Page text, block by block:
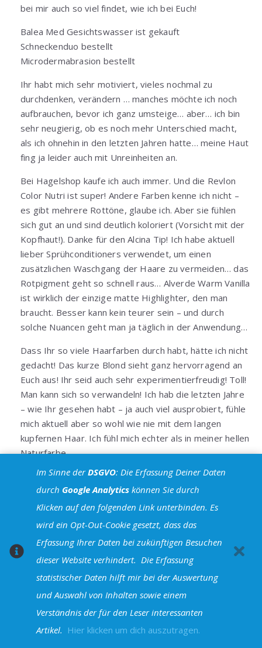
bei mir auch so viel findet, wie ich bei Euch!
Balea Med Gesichtswasser ist gekauft
Schneckenduo bestellt
Microdermabrasion bestellt
Ihr habt mich sehr motiviert, vieles nochmal zu
durchdenken, verändern … manches möchte ich noch
aufbrauchen, bevor ich ganz umsteige… aber… ich bin
sehr neugierig, ob es noch mehr Unterschied macht,
als ich ohnehin in den letzten Jahren hatte… meine Haut
fing ja leider auch mit Unreinheiten an.
Bei Hagelshop kaufe ich auch immer. Und die Revlon
Color Nutri ist super! Andere Farben kenne ich nicht –
es gibt mehrere Rottöne, glaube ich. Aber sie fühlen
sich gut an und sind deutlich koloriert (Vorsicht mit der
Kopfhaut!). Danke für den Alcina Tip! Ich habe aktuell
lieber Sprühconditioners verwendet, um einen
zusätzlichen Waschgang der Haare zu vermeiden… das
Rotpigment geht so schnell raus… Alverde Warm Vanilla
ist wirklich der einzige matte Highlighter, den man
braucht. Besser kann kein teurer sein – und durch
solche Nuancen geht man ja täglich in der Anwendung…
Dass Ihr so viele Haarfarben durch habt, hätte ich nicht
gedacht! Das kurze Blond sieht ganz hervorragend an
Euch aus! Ihr seid auch sehr experimentierfreudig! Toll!
Man kann sich so verwandeln! Ich hab die letzten Jahre
– wie Ihr gesehen habt – ja auch viel ausprobiert, fühle
mich aktuell aber so wohl wie nie mit dem langen
kupfernen Haar. Ich fühl mich echter als in meiner hellen
Naturfarbe.
Ich schick Euch herzliche Grüße und freue mich über
den lebhaften und sympathischen Austausch! Alles
Liebe und bis bald! Ich freu mich, von Euch zu hören!
Antworten
Leave A Reply
Im Sinne derDSGVO: Die Erfassung Deiner Daten
durch Google Analyticskönnen Sie durch
Klicken auf den folgenden Link unterbinden. Es
wird ein Opt-Out-Cookie gesetzt, dass das
Erfassung Ihrer Daten bei zukünftigen Besuchen
dieser Website verhindert. Die Erfassung
statistischer Daten hilft mir bei der Auswertung
und Auswahl von Inhalten sowie einem
Verständnis der für den Leser interessanten
Artikel. Hier klicken um dich auszutragen.